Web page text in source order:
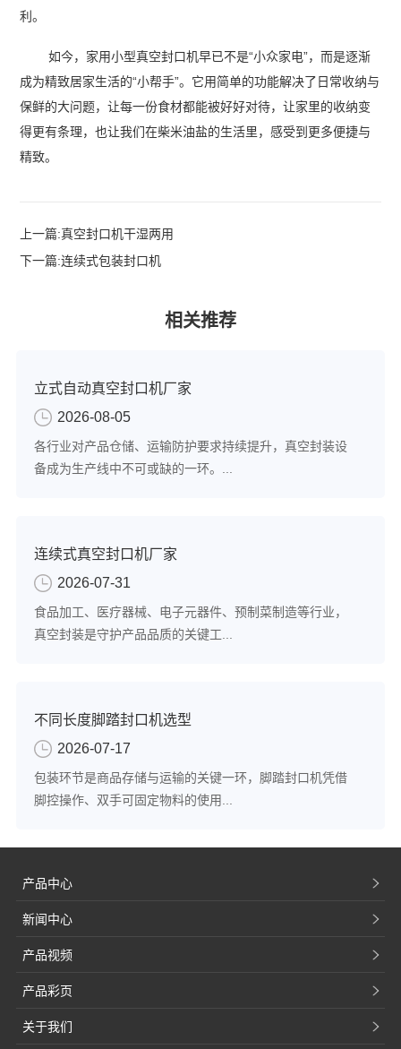
利。
如今，家用小型真空封口机早已不是“小众家电”，而是逐渐
成为精致居家生活的“小帮手”。它用简单的功能解决了日常收纳与
保鲜的大问题，让每一份食材都能被好好对待，让家里的收纳变
得更有条理，也让我们在柴米油盐的生活里，感受到更多便捷与
精致。‍‍
上一篇:真空封口机干湿两用
下一篇:连续式包装封口机
相关推荐
立式自动真空封口机厂家
2026-08-05
各行业对产品仓储、运输防护要求持续提升，真空封装设
备成为生产线中不可或缺的一环。...
连续式真空封口机厂家
2026-07-31
食品加工、医疗器械、电子元器件、预制菜制造等行业，
真空封装是守护产品品质的关键工...
不同长度脚踏封口机选型
2026-07-17
包装环节是商品存储与运输的关键一环，脚踏封口机凭借
脚控操作、双手可固定物料的使用...
产品中心
新闻中心
产品视频
产品彩页
关于我们